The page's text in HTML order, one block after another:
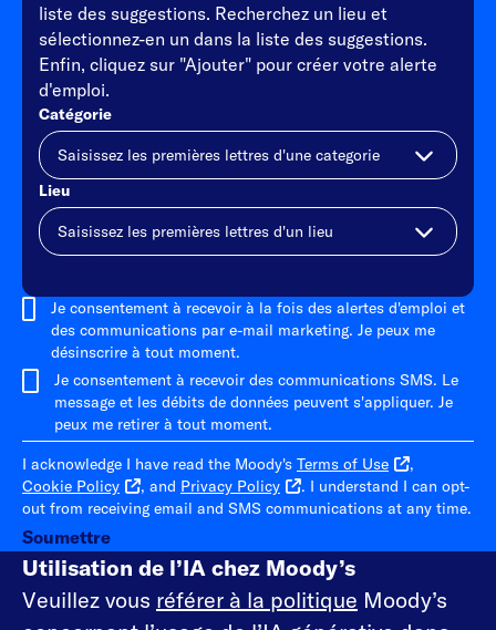
liste des suggestions. Recherchez un lieu et
sélectionnez-en un dans la liste des suggestions.
Enfin, cliquez sur "Ajouter" pour créer votre alerte
d'emploi.
Catégorie
Lieu
Je consentement à recevoir à la fois des alertes d'emploi et
des communications par e-mail marketing. Je peux me
désinscrire à tout moment.
Je consentement à recevoir des communications SMS. Le
message et les débits de données peuvent s'appliquer. Je
peux me retirer à tout moment.
I acknowledge I have read the Moody's Terms of Use
,
Cookie Policy
, and Privacy Policy
. I understand I can opt-
out from receiving email and SMS communications at any time.
Soumettre
Utilisation de l’IA chez Moody’s
Veuillez vous référer à la politique Moody’s